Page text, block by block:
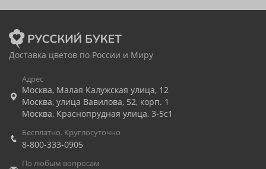
Доставка цветов по России и Миру
Адрес
Москва, Малая Калужская улица, 12
Москва, улица Вавилова, 52, корп. 1
Москва, Краснопрудная улица, 3-5с1
Бесплатно. Круглосуточно
8-800-333-0905
По любым вопросам